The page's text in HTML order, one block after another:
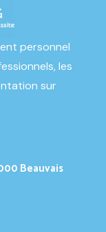
personnel
les
sur
Beauvais